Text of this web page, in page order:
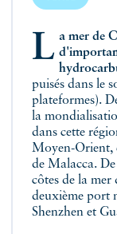
La mer de Chine méridionale possède
puisés dans le
plateformes).
la
dans cette
Moyen-Orient,
de Malacca.
côtes de la
deuxième port
Shenzhen et